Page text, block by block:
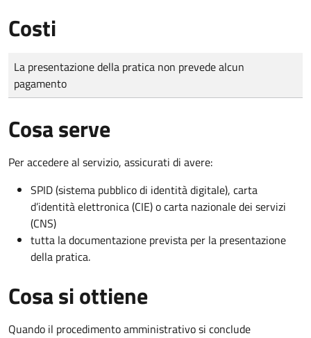
Costi
Tipo di pagamento
Importo
La presentazione della pratica non prevede alcun
pagamento
Cosa serve
Per accedere al servizio, assicurati di avere:
SPID (sistema pubblico di identità digitale), carta
d’identità elettronica (CIE) o carta nazionale dei servizi
(CNS)
tutta la documentazione prevista per la presentazione
della pratica.
Cosa si ottiene
Quando il procedimento amministrativo si conclude